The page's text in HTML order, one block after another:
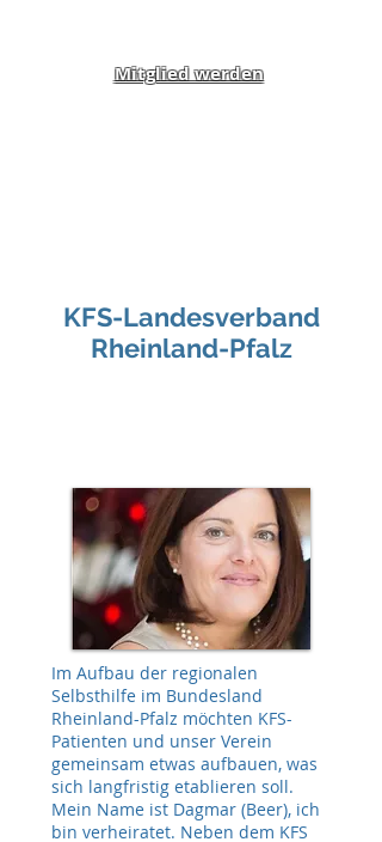
Mitglied werden
KFS-Landesverband
Rheinland-Pfalz
Im Aufbau der regionalen
Selbsthilfe im Bundesland
Rheinland-Pfalz möchten KFS-
Patienten und unser Verein
gemeinsam etwas aufbauen, was
sich langfristig etablieren soll.
Mein Name ist Dagmar (Beer), ich
bin verheiratet. Neben dem KFS